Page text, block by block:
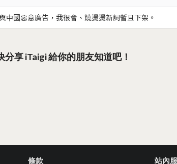
中國惡意廣告，我很會、燒燙燙新詞暫且下架。
分享 iTaigi 給你的朋友知道吧！
條款 站內